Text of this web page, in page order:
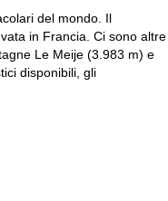
del mondo. Il
in Francia. Ci sono altre
Le Meije (3.983 m) e
disponibili, gli